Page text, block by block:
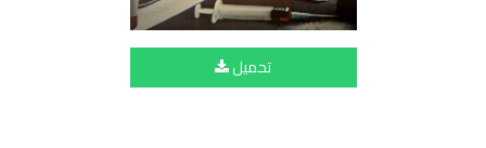
تحميل